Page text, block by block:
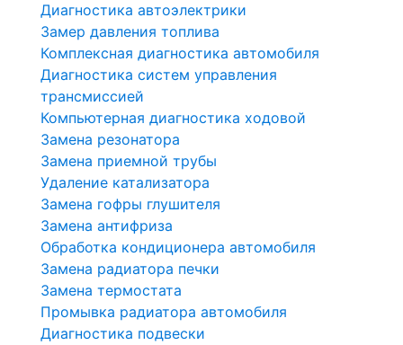
Диагностика автоэлектрики
Замер давления топлива
Комплексная диагностика автомобиля
Диагностика систем управления
трансмиссией
Компьютерная диагностика ходовой
Замена резонатора
Замена приемной трубы
Удаление катализатора
Замена гофры глушителя
Замена антифриза
Обработка кондиционера автомобиля
Замена радиатора печки
Замена термостата
Промывка радиатора автомобиля
Диагностика подвески